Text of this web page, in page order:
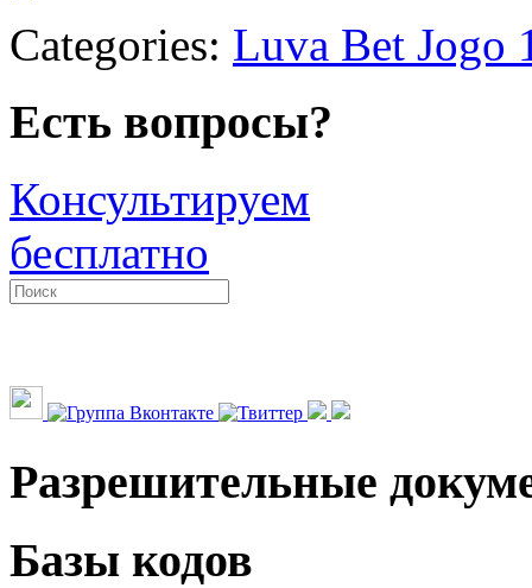
Categories: Luva Bet Jogo
Есть вопросы?
Консультируем
бесплатно
Разрешительные
Базы кодов